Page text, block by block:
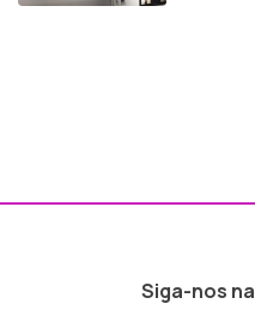
Siga-nos